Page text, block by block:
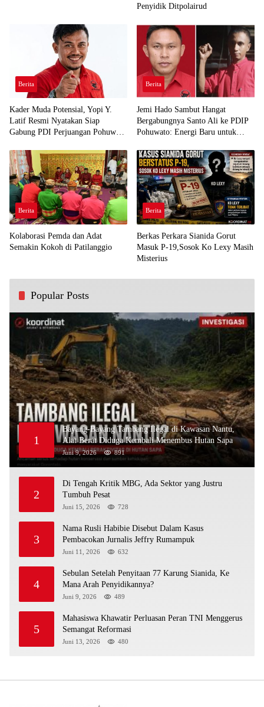
Penyidik Ditpolairud
Berita
Kader Muda Potensial, Yopi Y.
Latif Resmi Nyatakan Siap
Gabung PDI Perjuangan Pohuwato
Berita
Jemi Hado Sambut Hangat
Bergabungnya Santo Ali ke PDIP
Pohuwato: Energi Baru untuk
Berita
Kolaborasi Pemda dan Adat
Semakin Kokoh di Patilanggio
Berita
Berkas Perkara Sianida Gorut
Masuk P-19,Sosok Ko Lexy Masih
Misterius
Popular Posts
1
Bayang-Bayang Tambang Ilegal di Kawasan Nantu,
Alat Berat Diduga Kembali Menembus Hutan Sapa
Juni 9, 2026 891
2
Di Tengah Kritik MBG, Ada Sektor yang Justru
Tumbuh Pesat
Juni 15, 2026 728
3
Nama Rusli Habibie Disebut Dalam Kasus
Pembacokan Jurnalis Jeffry Rumampuk
Juni 11, 2026 632
4
Sebulan Setelah Penyitaan 77 Karung Sianida, Ke
Mana Arah Penyidikannya?
Juni 9, 2026 489
5
Mahasiswa Khawatir Perluasan Peran TNI Menggerus
Semangat Reformasi
Juni 13, 2026 480